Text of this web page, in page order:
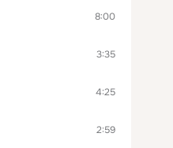
8:00
3:35
4:25
2:59